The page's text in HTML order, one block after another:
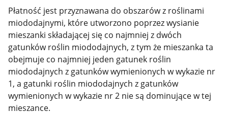
Płatność jest przyznawana do obszarów z roślinami
miododajnymi, które utworzono poprzez wysianie
mieszanki składającej się co najmniej z dwóch
gatunków roślin miododajnych, z tym że mieszanka ta
obejmuje co najmniej jeden gatunek roślin
miododajnych z gatunków wymienionych w wykazie nr
1, a gatunki roślin miododajnych z gatunków
wymienionych w wykazie nr 2 nie są dominujące w tej
mieszance.